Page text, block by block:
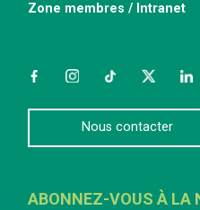
Zone membres / Intranet
FacebookInstagramTikTokTwitter
Nous contacter
ABONNEZ-VOUS À LA